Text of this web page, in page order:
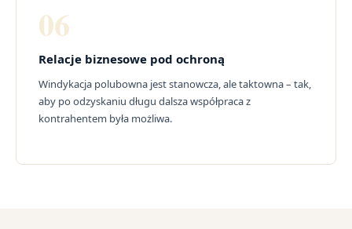
06
Relacje biznesowe pod ochroną
Windykacja polubowna jest stanowcza, ale taktowna – tak,
aby po odzyskaniu długu dalsza współpraca z
kontrahentem była możliwa.